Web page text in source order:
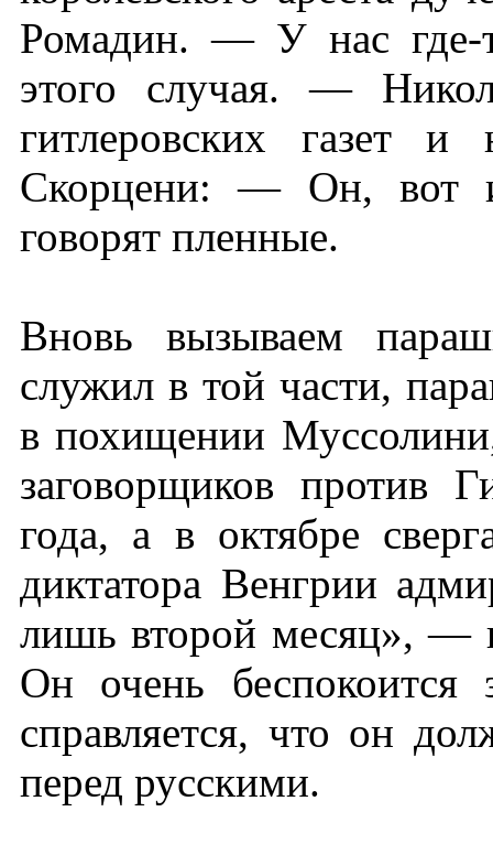
Ромадин. — У нас где-
этого случая. —
гитлеровских газет
Скорцени: — Он, вот
говорят пленные.
Вновь вызываем
служил в той части,
в похищении
заговорщиков против
года, а в октябре
диктатора Венгрии
лишь второй месяц», —
Он очень
справляется, что он
перед русскими.